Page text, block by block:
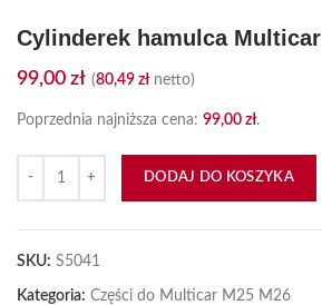
Cylinderek hamulca Multicar
99,00 zł (80,49 złnetto)
Poprzednia najniższa cena: 99,00 zł.
DODAJ DO KOSZYKA
SKU: S5041
Kategoria: Części do Multicar M25 M26